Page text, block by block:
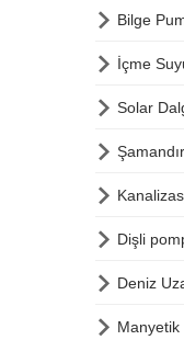
 Bilge
 İçme
 Solar


 Dişli
 Deniz
 Manyetik